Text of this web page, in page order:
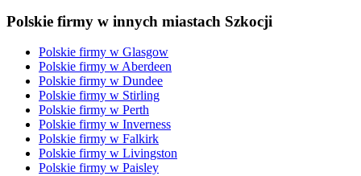
Polskie firmy w innych miastach Szkocji
Polskie firmy w Glasgow
Polskie firmy w Aberdeen
Polskie firmy w Dundee
Polskie firmy w Stirling
Polskie firmy w Perth
Polskie firmy w Inverness
Polskie firmy w Falkirk
Polskie firmy w Livingston
Polskie firmy w Paisley